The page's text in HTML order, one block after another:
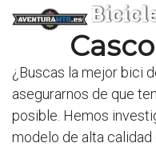
¿Buscas la mejor bici
asegurarnos de que
posible. Hemos
modelo de alta calidad